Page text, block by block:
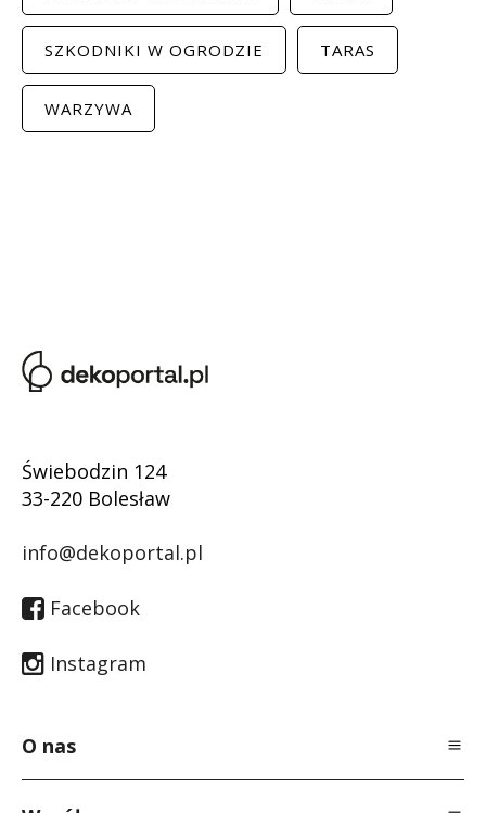
SZKODNIKI W OGRODZIE TARAS
WARZYWA
Świebodzin 124
33-220 Bolesław
info@dekoportal.pl
Facebook
Instagram
O nas